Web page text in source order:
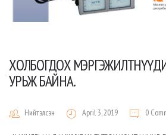
ХОЛБОГДОХ
УРЬЖ БАЙНА.
Нийтэлсэн April 3, 2019 0